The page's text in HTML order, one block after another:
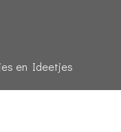
en Ideetjes